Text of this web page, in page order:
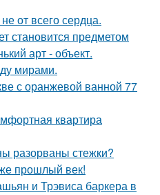
от всего сердца.
становится предметом
арт - объект.
мирами.
с оранжевой ванной 77
квартира
разорваны стежки?
прошлый век!
и Трэвиса баркера в